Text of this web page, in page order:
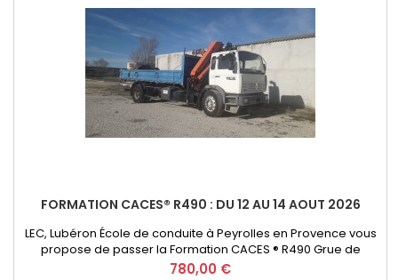
FORMATION CACES® R490 : DU 12 AU 14 AOUT 2026
LEC, Lubéron École de conduite à Peyrolles en Provence vous
propose de passer la Formation CACES ® R490 Grue de
chargement - option télécommande. Initial ou Recyclage
Prix
780,00 €